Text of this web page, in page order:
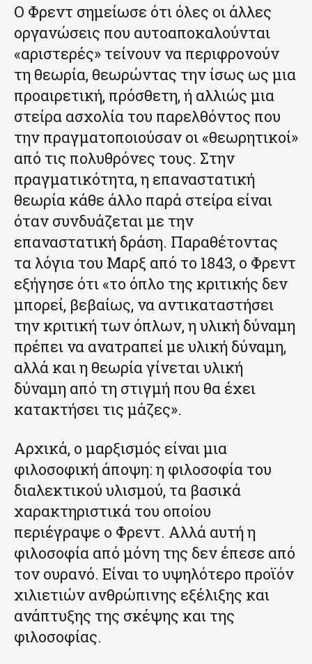
Ο Φρεντ σημείωσε ότι όλες οι άλλες
οργανώσεις που αυτοαποκαλούνται
«αριστερές» τείνουν να περιφρονούν
τη θεωρία, θεωρώντας την ίσως ως μια
προαιρετική, πρόσθετη, ή αλλιώς μια
στείρα ασχολία του παρελθόντος που
την πραγματοποιούσαν οι «θεωρητικοί»
από τις πολυθρόνες τους. Στην
πραγματικότητα, η επαναστατική
θεωρία κάθε άλλο παρά στείρα είναι
όταν συνδυάζεται με την
επαναστατική δράση. Παραθέτοντας
τα λόγια του Μαρξ από το 1843, ο Φρεντ
εξήγησε ότι «το όπλο της κριτικής δεν
μπορεί, βεβαίως, να αντικαταστήσει
την κριτική των όπλων, η υλική δύναμη
πρέπει να ανατραπεί με υλική δύναμη,
αλλά και η θεωρία γίνεται υλική
δύναμη από τη στιγμή που θα έχει
κατακτήσει τις μάζες».
Αρχικά, ο μαρξισμός είναι μια
φιλοσοφική άποψη: η φιλοσοφία του
διαλεκτικού υλισμού, τα βασικά
χαρακτηριστικά του οποίου
περιέγραψε ο Φρεντ. Αλλά αυτή η
φιλοσοφία από μόνη της δεν έπεσε από
τον ουρανό. Είναι το υψηλότερο προϊόν
χιλιετιών ανθρώπινης εξέλιξης και
ανάπτυξης της σκέψης και της
φιλοσοφίας.